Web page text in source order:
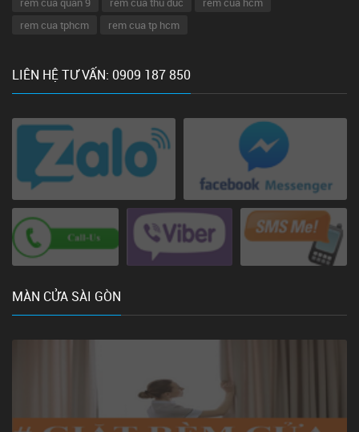
rem cua tphcm
rem cua tp hcm
LIÊN HỆ TƯ VẤN: 0909 187 850
MÀN CỬA SÀI GÒN